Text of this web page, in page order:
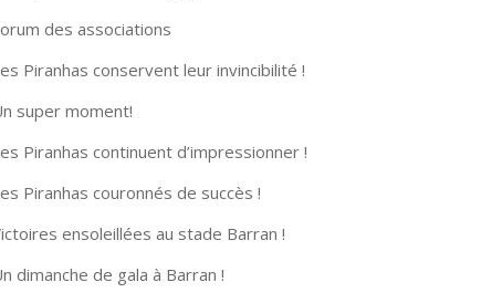
des associations
Piranhas conservent leur invincibilité !
super moment!
Piranhas continuent d’impressionner !
Piranhas couronnés de succès !
ensoleillées au stade Barran !
dimanche de gala à Barran !